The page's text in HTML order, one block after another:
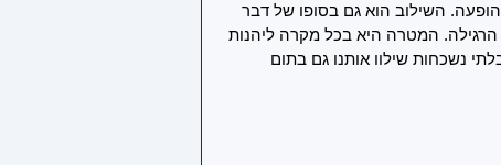
השילוב הוא גם בסופו של דבר
המטרה היא בכל מקרה ליהנות
נשכחות שילוו אותנו גם בתום